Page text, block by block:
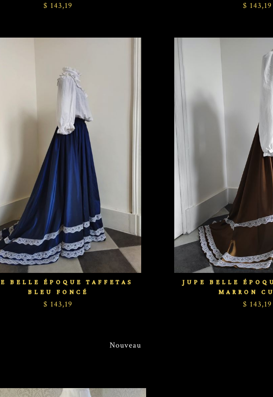
$ 143,19 $ 143,19
BELLE ÉPOQUE TAFFETAS
BLEU FONCÉ
$ 143,19
JUPE BELLE
MARRON
$ 143,19
Nouveau